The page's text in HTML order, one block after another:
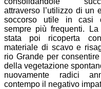
attraverso l’utilizzo di un
soccorso utile in casi
sempre più frequenti.
stata poi ricoperta
materiale di scavo e
rio Grande per
della vegetazione
nuovamente radici
contempo il negativo